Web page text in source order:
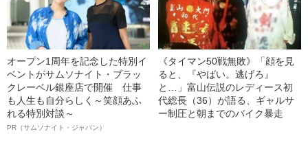
オープン1周年を記念した特別イ
ベントがサムソナイト・ブラッ
クレーベル銀座店で開催 仕事
も人生も自分らしく～笑顔あふ
れる特別対談～
PR（サムソナイト・ジャパン）
《タイマン50戦無敗》「顔を見
ると、『やばい。逃げろ』
と…」富山伝説のレディース初
代総長（36）が語る、ギャルサ
ー制圧と朝までのバイク暴走